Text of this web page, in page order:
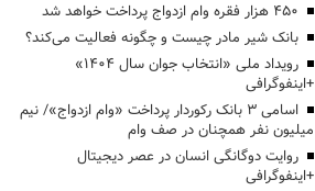
۴۵۰ هزار فقره وام ازدواج پرداخت خواهد شد
بانک شیر مادر چیست و چگونه فعالیت می‌کند؟
رویداد ملی «انتخاب جوان سال ۱۴۰۴»
+اینفوگرافی
اسامی ۳ بانک رکوردار پرداخت «وام ازدواج»/ نیم
میلیون نفر همچنان در صف وام
روایت دوگانگی انسان در عصر دیجیتال
+اینفوگرافی